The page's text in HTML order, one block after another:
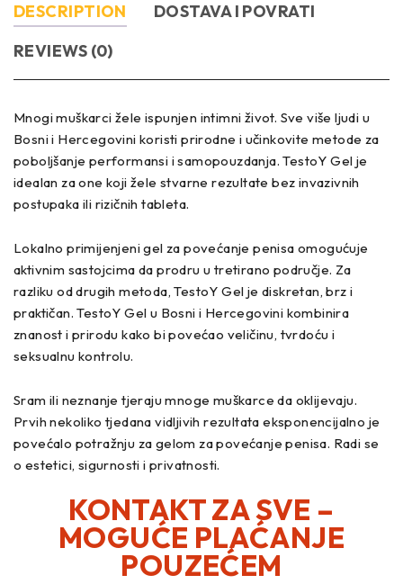
DESCRIPTION
DOSTAVA I POVRATI
REVIEWS (0)
Mnogi muškarci žele ispunjen intimni život. Sve više ljudi u
Bosni i Hercegovini koristi prirodne i učinkovite metode za
poboljšanje performansi i samopouzdanja. TestoY Gel je
idealan za one koji žele stvarne rezultate bez invazivnih
postupaka ili rizičnih tableta.
Lokalno primijenjeni gel za povećanje penisa omogućuje
aktivnim sastojcima da prodru u tretirano područje. Za
razliku od drugih metoda, TestoY Gel je diskretan, brz i
praktičan. TestoY Gel u Bosni i Hercegovini kombinira
znanost i prirodu kako bi povećao veličinu, tvrdoću i
seksualnu kontrolu.
Sram ili neznanje tjeraju mnoge muškarce da oklijevaju.
Prvih nekoliko tjedana vidljivih rezultata eksponencijalno je
povećalo potražnju za gelom za povećanje penisa. Radi se
o estetici, sigurnosti i privatnosti.
KONTAKT ZA SVE –
MOGUĆE PLAĆANJE
POUZEĆEM